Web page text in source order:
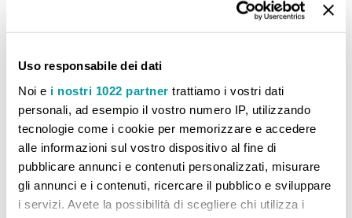
Uso responsabile dei dati
Noi e i nostri 1022 partner trattiamo i vostri dati
personali, ad esempio il vostro numero IP, utilizzando
tecnologie come i cookie per memorizzare e accedere
alle informazioni sul vostro dispositivo al fine di
pubblicare annunci e contenuti personalizzati, misurare
gli annunci e i contenuti, ricercare il pubblico e sviluppare
i servizi. Avete la possibilità di scegliere chi utilizza i